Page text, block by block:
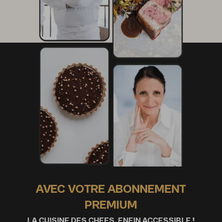
5 g de gingembre
3 gousses d’ail
1 mangue verte
10 g de sucre
15 cl de jus d’orange
15 cl de jus de pomelo
4 cl de jus de citron
50 g de tamarin confit (avec noyaux)
Finition et présentation
20 feuilles d’origan
AVEC VOTRE ABONNEMENT
PREMIUM